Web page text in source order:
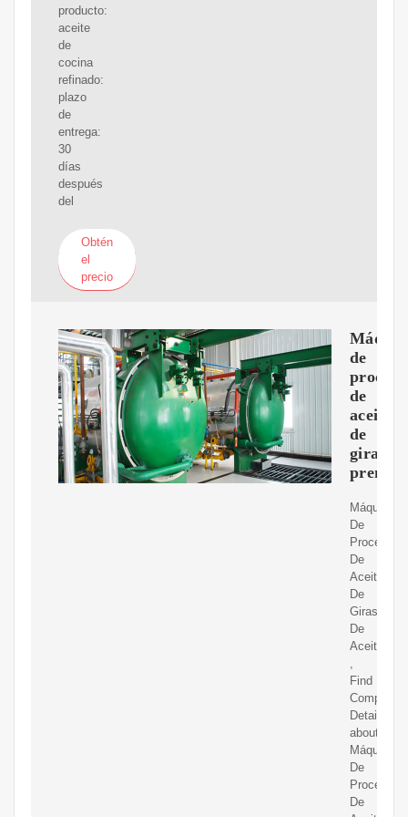
producto:
aceite
de
cocina
refinado:
plazo
de
entrega:
30
días
después
del
Obtén
el
precio
de
de
aceite
de
girasol,
prensa
Máquina
De
De
Aceite
De
De
Find
Complete
Details
about
Máquina
De
De